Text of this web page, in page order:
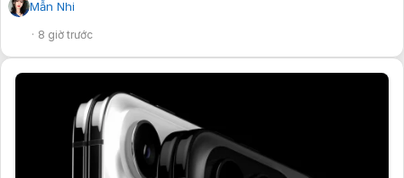
Mẫn Nhi
8 giờ trước